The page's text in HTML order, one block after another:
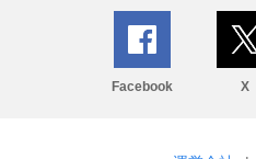
Facebook X